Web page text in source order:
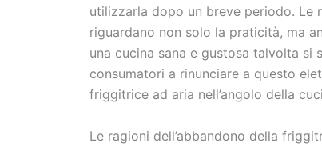
utilizzarla dopo un breve periodo.
riguardano non solo la praticità, ma
una cucina sana e gustosa talvolta si
consumatori a rinunciare a questo
friggitrice ad aria nell’angolo della
Le ragioni dell’abbandono della